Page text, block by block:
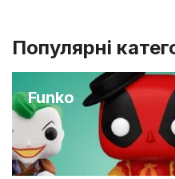
Популярні
Funko